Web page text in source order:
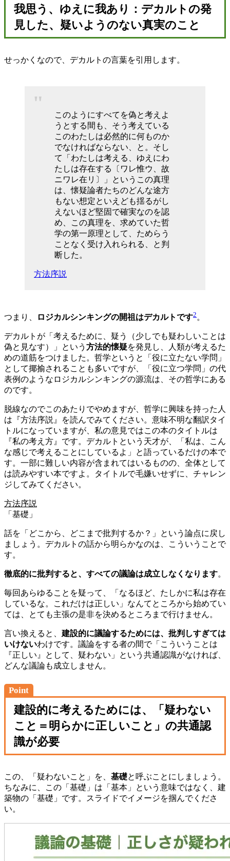
我思う、ゆえに我あり：デカルトの発
見した、疑いようのない真実のこと
せっかくなので、デカルトの言葉を引用します。
このようにすべてを偽と考えよ
うとする間も、そう考えている
このわたしは必然的に何ものか
でなければならない、と。そし
て「わたしは考える、ゆえにわ
たしは存在する〔ワレ惟ウ、故
ニワレ在リ〕」というこの真理
は、懐疑論者たちのどんな途方
もない想定といえども揺るがし
えないほど堅固で確実なのを認
め、この真理を、求めていた哲
学の第一原理として、ためらう
ことなく受け入れられる、と判
断した。
方法序説
つまり、 ロジカルシンキングの開祖はデカルトです2 。
デカルトが「考えるために、疑う（少しでも疑わしいことは
偽と見なす）」という 方法的懐疑を発見し、人類が考えるた
めの道筋をつけました。哲学というと「役に立たない学問」
として揶揄されることも多いですが、「役に立つ学問」の代
表例のようなロジカルシンキングの源流は、その哲学にある
のです。
脱線なのでこのあたりでやめますが、哲学に興味を持った人
は『方法序説』を読んでみてください。意味不明な翻訳タイ
トルになっていますが、私の意見ではこの本のタイトルは
『私の考え方』です。デカルトという天才が、「私は、こん
な感じで考えることにしているよ」と語っているだけの本で
す。一部に難しい内容が含まれてはいるものの、全体として
は読みやすい本ですよ。タイトルで毛嫌いせずに、チャレン
ジしてみてください。
方法序説
「基礎」
話を「どこから、どこまで批判するか？」という論点に戻し
ましょう。デカルトの話から明らかなのは、こういうことで
す。
徹底的に批判すると、すべての議論は成立しなくなります。
毎回あらゆることを疑って、「なるほど、たしかに私は存在
しているな。これだけは正しい」なんてところから始めてい
ては、とても主張の是非を決めるところまで行けません。
言い換えると、 建設的に議論するためには、批判しすぎては
いけないわけです。議論をする者の間で「こういうことは
『正しい』として、疑わない」という共通認識がなければ、
どんな議論も成立しません。
Point
建設的に考えるためには、「疑わない
こと＝明らかに正しいこと」の共通認
識が必要
この、「疑わないこと」を、 基礎と呼ぶことにしましょう。
ちなみに、この「基礎」は「基本」という意味ではなく、建
築物の「基礎」です。スライドでイメージを掴んでくださ
い。